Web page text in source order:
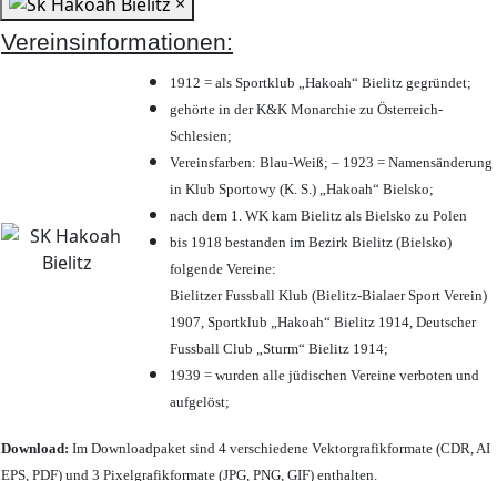
Vereinsinformationen:
1912 = als Sportklub „Hakoah“ Bielitz gegründet;
gehörte in der K&K Monarchie zu Österreich-
Schlesien;
Vereinsfarben: Blau-Weiß; – 1923 = Namensänderung
in Klub Sportowy (K. S.) „Hakoah“ Bielsko;
nach dem 1. WK kam Bielitz als Bielsko zu Polen
bis 1918 bestanden im Bezirk Bielitz (Bielsko)
folgende Vereine:
Bielitzer Fussball Klub (Bielitz-Bialaer Sport Verein)
1907, Sportklub „Hakoah“ Bielitz 1914, Deutscher
Fussball Club „Sturm“ Bielitz 1914;
1939 = wurden alle jüdischen Vereine verboten und
aufgelöst;
Download: Im Downloadpaket sind 4 verschiedene Vektorgrafikformate (CDR, AI
EPS, PDF) und 3 Pixelgrafikformate (JPG, PNG, GIF) enthalten.